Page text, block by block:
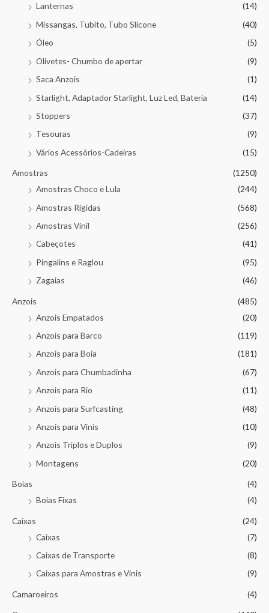
Lanternas
(14)
Missangas, Tubito, Tubo Slicone
(40)
Óleo
(5)
Olivetes- Chumbo de apertar
(9)
Saca Anzois
(1)
Starlight, Adaptador Starlight, Luz Led, Bateria
(14)
Stoppers
(37)
Tesouras
(9)
Vários Acessórios-Cadeiras
(15)
Amostras
(1250)
Amostras Choco e Lula
(244)
Amostras Rigidas
(568)
Amostras Vinil
(256)
Cabeçotes
(41)
Pingalins e Raglou
(95)
Zagaias
(46)
Anzois
(485)
Anzois Empatados
(20)
Anzois para Barco
(119)
Anzois para Boia
(181)
Anzois para Chumbadinha
(67)
Anzois para Rio
(11)
Anzois para Surfcasting
(48)
Anzois para Vinis
(10)
Anzois Triplos e Duplos
(9)
Montagens
(20)
Boias
(4)
Boias Fixas
(4)
Caixas
(24)
Caixas
(7)
Caixas de Transporte
(8)
Caixas para Amostras e Vinis
(9)
Camaroeiros (4)